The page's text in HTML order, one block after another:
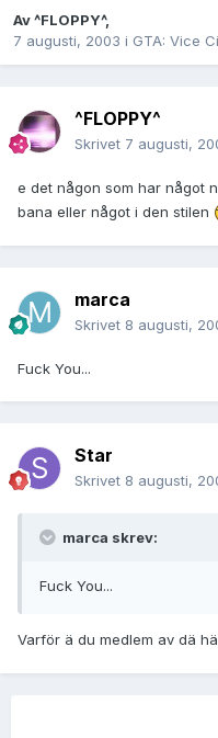
Av^FLOPPY^,
7 augusti, 2003 i GTA: Vice
^FLOPPY^
Skrivet 7 augusti,
e det någon som har något
bana eller något i den stilen
marca
Skrivet 8 augusti,
Fuck You...
Star
Skrivet 8 augusti,
marca skrev:
Fuck You...
Varför ä du medlem av dä